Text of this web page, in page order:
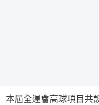
本屆全運會高球項目共